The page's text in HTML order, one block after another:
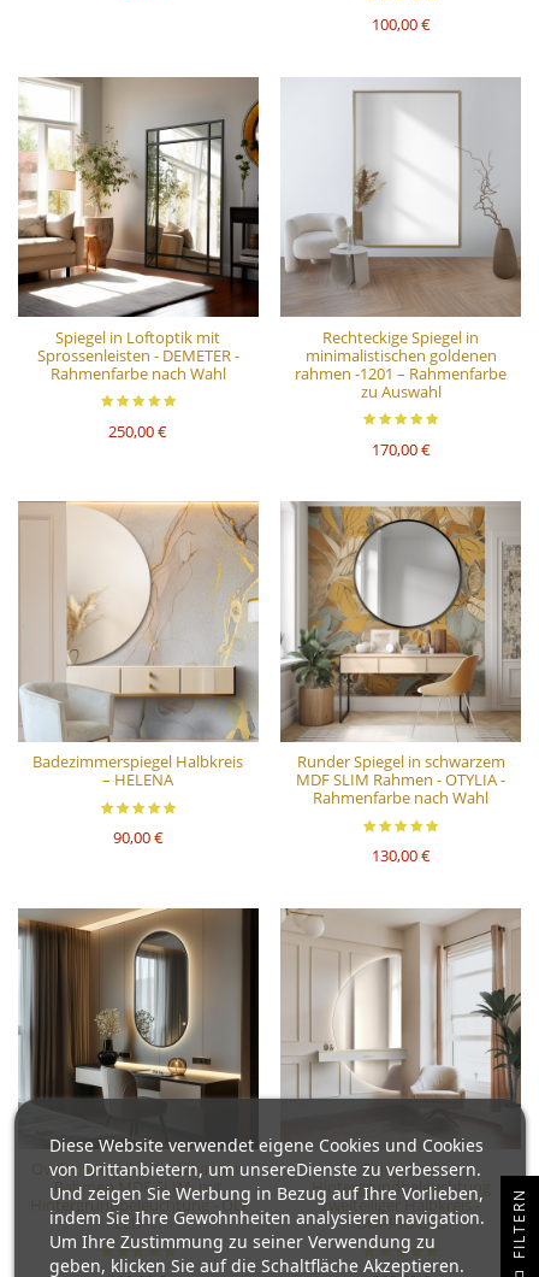
100,00 €
Spiegel in Loftoptik mit
Sprossenleisten - DEMETER -
Rahmenfarbe nach Wahl
250,00 €
Rechteckige Spiegel in
minimalistischen goldenen
rahmen -1201 – Rahmenfarbe
zu Auswahl
170,00 €
Badezimmerspiegel Halbkreis
– HELENA
90,00 €
Runder Spiegel in schwarzem
MDF SLIM Rahmen - OTYLIA -
Rahmenfarbe nach Wahl
130,00 €
Ovaler Spiegel mit schwarzem
Rahmen MDF SLIM, mit
Hintergrundbeleuchtung - OLI
LED -...
Spiegel mit
Hintergrundbeleuchtung
zweiteiliger Halbkreis -
DOPPIO LED
Diese Website verwendet eigene Cookies und Cookies
von Drittanbietern, um unsereDienste zu verbessern.
Und zeigen Sie Werbung in Bezug auf Ihre Vorlieben,
indem Sie Ihre Gewohnheiten analysieren navigation.
Um Ihre Zustimmung zu seiner Verwendung zu
geben, klicken Sie auf die Schaltfläche Akzeptieren.
N